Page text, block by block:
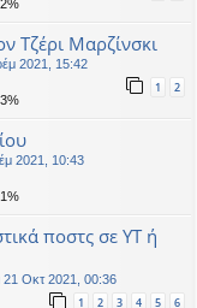
2%
Τζέρι Μαρζίνσκι
2021, 15:42
1 2
3%
2021, 10:43
1%
ποστς σε ΥΤ ή
21 Οκτ 2021, 00:36
1 2 3 4 5 6